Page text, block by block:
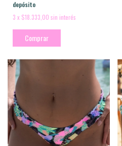
depósito
3 x $18.333,00 sin interés
Comprar